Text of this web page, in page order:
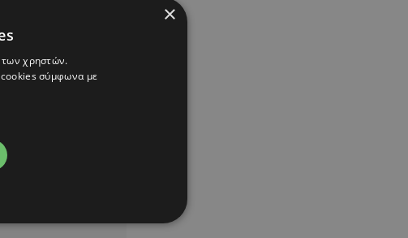
×
των χρηστών.
cookies σύμφωνα με